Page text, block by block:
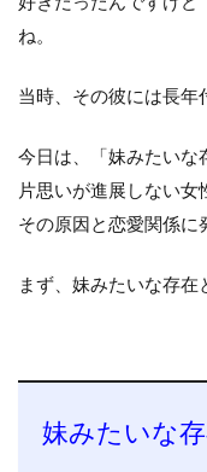
ね。
当時、その彼には長年
今日は、「妹みたいな
片思いが進展しない女
その原因と恋愛関係に
まず、妹みたいな存在
妹みたいな